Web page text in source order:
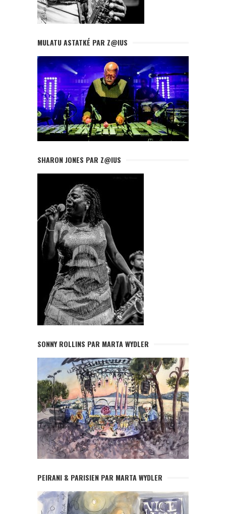
MULATU ASTATKÉ PAR Z@IUS
SHARON JONES PAR Z@IUS
SONNY ROLLINS PAR MARTA WYDLER
PEIRANI & PARISIEN PAR MARTA WYDLER